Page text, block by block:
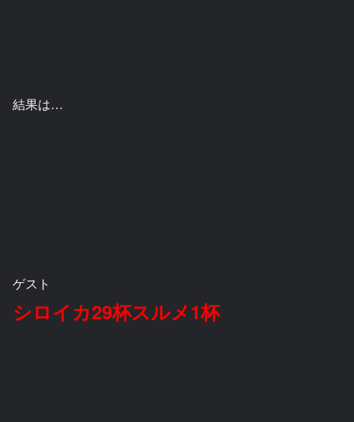
結果は…
ゲスト
シロイカ29杯スルメ1杯